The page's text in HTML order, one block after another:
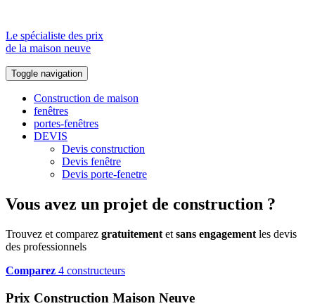
Le spécialiste des prix
de la maison neuve
Toggle navigation
Construction de maison
fenêtres
portes-fenêtres
DEVIS
Devis construction
Devis fenêtre
Devis porte-fenetre
Vous avez un projet de construction ?
Trouvez et comparez gratuitement et sans engagement les devis
des professionnels
Comparez 4 constructeurs
Prix Construction Maison Neuve